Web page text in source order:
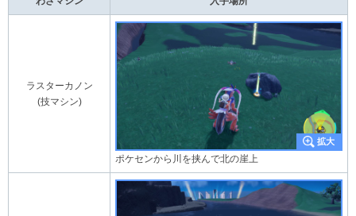
ラスターカノン
(技マシン)
ポケセンから川を挟んで北の崖上